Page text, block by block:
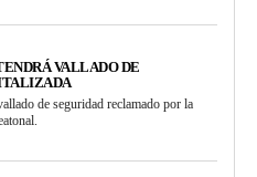
VALLADO DE
de seguridad reclamado por la